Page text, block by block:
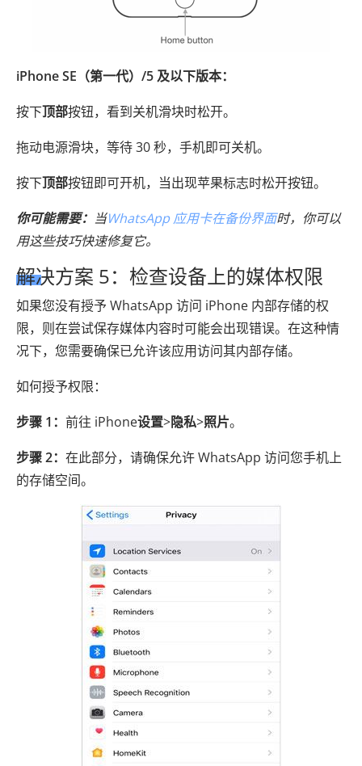
iPhone SE（第一代）/5 及以下版本：
按下顶部按钮，看到关机滑块时松开。
拖动电源滑块，等待 30 秒，手机即可关机。
按下顶部按钮即可开机，当出现苹果标志时松开按钮。
你可能需要： 当WhatsApp 应用卡在备份界面时，你可以
用这些技巧快速修复它。
解决方案 5：检查设备上的媒体权限
如果您没有授予 WhatsApp 访问 iPhone 内部存储的权
限，则在尝试保存媒体内容时可能会出现错误。在这种情
况下，您需要确保已允许该应用访问其内部存储。
如何授予权限：
步骤 1： 前往 iPhone设置>隐私>照片。
步骤 2： 在此部分，请确保允许 WhatsApp 访问您手机上
的存储空间。